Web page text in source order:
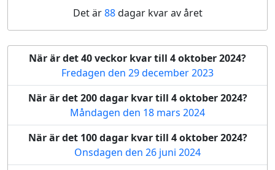
Det är88dagar kvar av året
När är det 40 veckor kvar till 4 oktober 2024?
Fredagen den 29 december 2023
När är det 200 dagar kvar till 4 oktober 2024?
Måndagen den 18 mars 2024
När är det 100 dagar kvar till 4 oktober 2024?
Onsdagen den 26 juni 2024